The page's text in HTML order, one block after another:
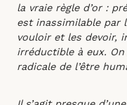
la vraie règle d’or :
est inassimilable par
vouloir et les devoir,
irréductible à eux.
radicale de l’être